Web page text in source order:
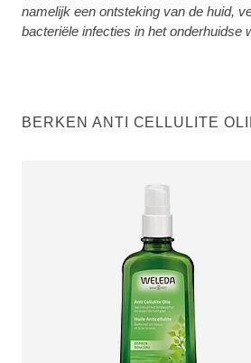
namelijk een ontsteking van de huid,
bacteriële infecties in het onderhuidse
BERKEN ANTI CELLULITE